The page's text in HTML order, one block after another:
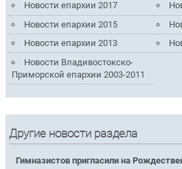
Новости епархии 2017
Новости епархии 2015
Новости епархии 2013
Новости Владивостокско-
Приморской епархии 2003-2011
Другие новости раздела
Гимназистов пригласили на